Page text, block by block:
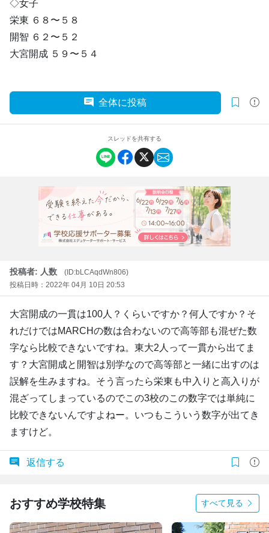
◇女子
栄東 ６８〜５８
開智 ６２〜５２
大宮開成 ５９〜５４
全体に投稿
スレッドを共有する
投稿者: 人数
(ID:bLCAqdWn806)
投稿日時：2022年 04月 10日 20:53
大宮開成の一貫は100人？くらいですか？何人ですか？そ
れだけではMARCHの数は合わないので高等部も混ぜた数
字なら比較できないですね。東大2人って一貫から出てま
す？大宮開成と開智は別学なので高等部と一緒に出すのは
誤解を生みますね。そう言ったら栄東も中入りと高入りが
混ざってしまっているのでこの3校のこの数字では単純に
比較できないんですよねー。いつもこういう数字が出てき
ますけど。
返信する
おすすめ学校特集 すべて見る